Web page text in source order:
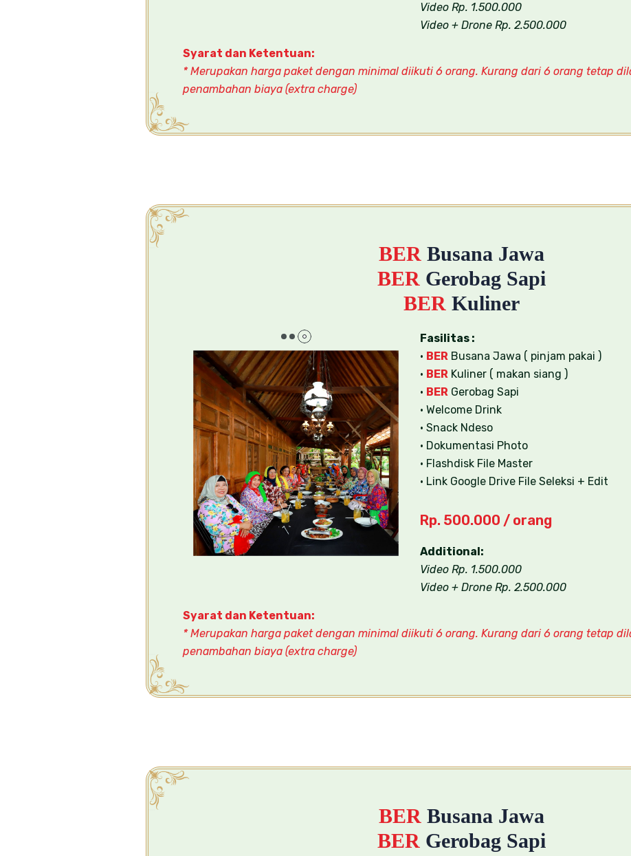
Video Rp. 1.500.000
Video + Drone Rp. 2.500.000
Syarat dan Ketentuan:
* Merupakan harga paket dengan minimal diikuti 6 orang. Kurang dari 6 orang tetap
penambahan biaya (extra charge)
BER Busana Jawa
BER Gerobag Sapi
BER Kuliner
Fasilitas :
• BERBusana Jawa ( pinjam pakai )
• BERKuliner ( makan siang )
• BERGerobag Sapi
• Welcome Drink
• Snack Ndeso
• Dokumentasi Photo
• Flashdisk File Master
• Link Google Drive File Seleksi + Edit
Rp. 500.000 / orang
Additional:
Video Rp. 1.500.000
Video + Drone Rp. 2.500.000
Syarat dan Ketentuan:
* Merupakan harga paket dengan minimal diikuti 6 orang. Kurang dari 6 orang tetap
penambahan biaya (extra charge)
BER Busana Jawa
BER Gerobag Sapi